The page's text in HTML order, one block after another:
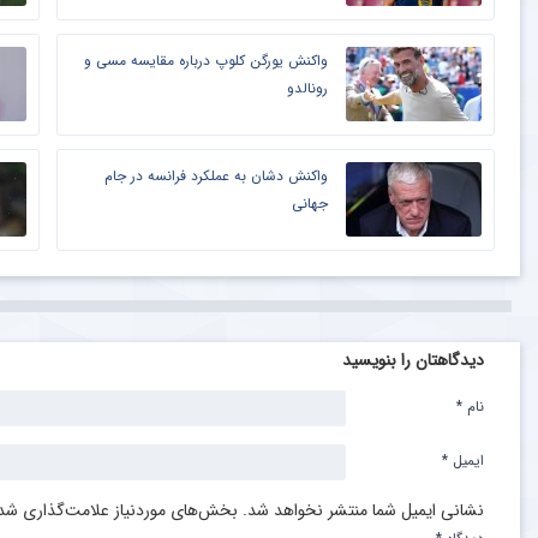
واکنش یورگن کلوپ درباره مقایسه مسی و
رونالدو
واکنش دشان به عملکرد فرانسه در جام
جهانی
دیدگاهتان را بنویسید
نشانی ایمیل شما منتشر نخواهد شد. بخش‌های موردنیاز علامت‌گذاری
نام *
ایمیل *